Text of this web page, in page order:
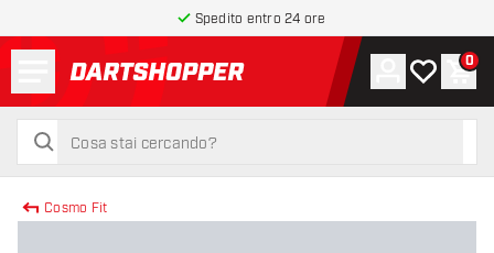
Spedito entro 24 ore
torna alla home page
cerca
cerca
Account
La mia0
Cosmo Fit